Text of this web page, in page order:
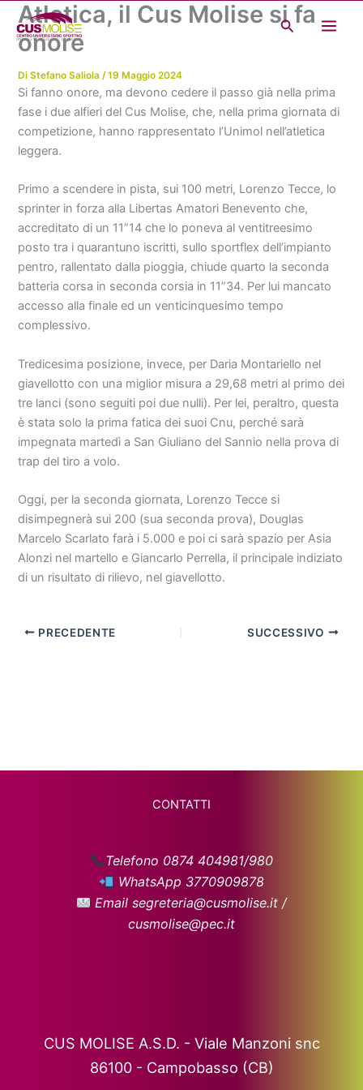
contenuto
Cerca
Atletica, il Cus Molise si fa
onore
DiStefano Saliola/19 Maggio 2024
Si fanno onore, ma devono cedere il passo già nella prima
fase i due alfieri del Cus Molise, che, nella prima giornata di
competizione, hanno rappresentato l’Unimol nell’atletica
leggera.
Primo a scendere in pista, sui 100 metri, Lorenzo Tecce, lo
sprinter in forza alla Libertas Amatori Benevento che,
accreditato di un 11”14 che lo poneva al ventitreesimo
posto tra i quarantuno iscritti, sullo sportflex dell’impianto
pentro, rallentato dalla pioggia, chiude quarto la seconda
batteria corsa in seconda corsia in 11”34. Per lui mancato
accesso alla finale ed un venticinquesimo tempo
complessivo.
Tredicesima posizione, invece, per Daria Montariello nel
giavellotto con una miglior misura a 29,68 metri al primo dei
tre lanci (sono seguiti poi due nulli). Per lei, peraltro, questa
è stata solo la prima fatica dei suoi Cnu, perché sarà
impegnata martedì a San Giuliano del Sannio nella prova di
trap del tiro a volo.
Oggi, per la seconda giornata, Lorenzo Tecce si
disimpegnerà sui 200 (sua seconda prova), Douglas
Marcelo Scarlato farà i 5.000 e poi ci sarà spazio per Asia
Alonzi nel martello e Giancarlo Perrella, il principale indiziato
di un risultato di rilievo, nel giavellotto.
PRECEDENTE SUCCESSIVO
CONTATTI
Telefono 0874 404981/980
WhatsApp 3770909878
Email segreteria@cusmolise.it /
cusmolise@pec.it
CUS MOLISE A.S.D. - Viale Manzoni snc
86100 - Campobasso (CB)